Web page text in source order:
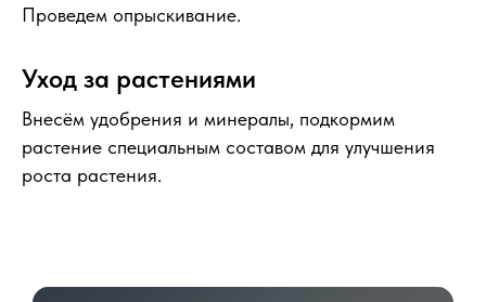
Проведем опрыскивание.
Уход за растениями
Внесём удобрения и минералы, подкормим
растение специальным составом для улучшения
роста растения.